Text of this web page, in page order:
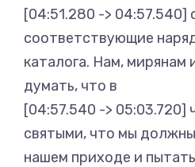
[04:51.280 -> 04:57.540]
соответствующие
каталога. Нам, мирянам
думать, что в
[04:57.540 -> 05:03.720]
святыми, что мы
нашем приходе и